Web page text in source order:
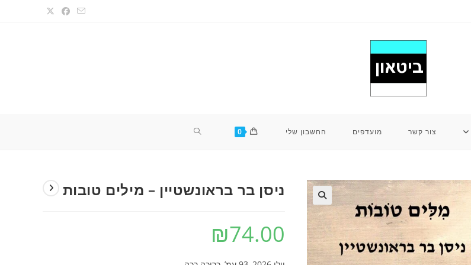
צור קשר מועדפים החשבון שלי 0
TOGGLE
ניסן בר בראונשטיין – מילים טובות
₪74.00